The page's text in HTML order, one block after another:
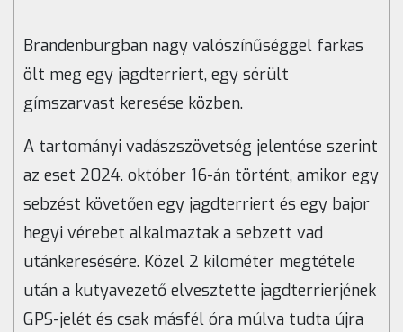
Brandenburgban nagy valószínűséggel farkas
ölt meg egy jagdterriert, egy sérült
gímszarvast keresése közben.
A tartományi vadászszövetség jelentése szerint
az eset 2024. október 16-án történt, amikor egy
sebzést követően egy jagdterriert és egy bajor
hegyi vérebet alkalmaztak a sebzett vad
utánkeresésére. Közel 2 kilométer megtétele
után a kutyavezető elvesztette jagdterrierjének
GPS-jelét és csak másfél óra múlva tudta újra